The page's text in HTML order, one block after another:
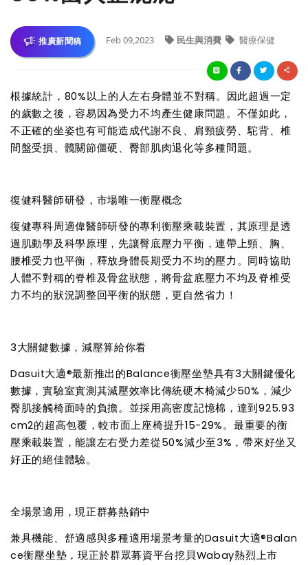
推廣新聞稿 Feb 09,2023 民生與消費 醫療保健
根據統計，80%以上的人左右身體並不對稱。因此超過一定
的歲數之後，容易因為受力不均產生健康問題。不僅如此，
不正確的坐姿也有可能造成代謝不良、肩頸疲勞、駝背、椎
間盤受損、髖關節僵硬、臀部肌肉退化等多種問題。
復健科醫師研發，市場唯一衡壓概念
復健專科周適偉醫師研發的專利衡壓乘載裝置，其原理是透
過肌動學及科學原理，先讓臀底壓力平衡，連帶上頸、胸、
腰椎受力也平衡，釋放身體長期受力不均的壓力。同時協助
人體不對稱的脊椎及骨盆狀態，將骨盆底壓力不均及脊椎受
力不均的狀況調整回平衡的狀態，更自然省力！
3大關鍵數據，減壓算給你看
Dasuit大適®️最新推出的Balance衡壓坐墊具有3大關鍵優化
數據，實驗室實測其減壓效率比傳統硬木椅減少50%，減少
臀肌接觸椅面時的負擔。並採用高密度記憶棉，達到925.93
cm2的超高包覆，較市面上座椅提升15-29%。最重要的衡
壓乘載裝置，能讓左右受力差從50%減少至3%，帶來好坐又
好正的絕佳體驗。
全場景適用，現正群募熱銷中
兼具機能、舒適感與多種適用場景考量的Dasuit大適®️Balan
ce衡壓坐墊，現正於群眾募資平台挖貝Wabay熱烈上市